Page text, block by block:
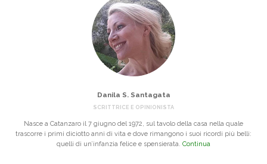
Danila S. Santagata
SCRITTRICE E OPINIONISTA
Nasce a Catanzaro il 7 giugno del 1972, sul tavolo della casa nella quale
trascorre i primi diciotto anni di vita e dove rimangono i suoi ricordi più belli:
quelli di un’infanzia felice e spensierata. Continua